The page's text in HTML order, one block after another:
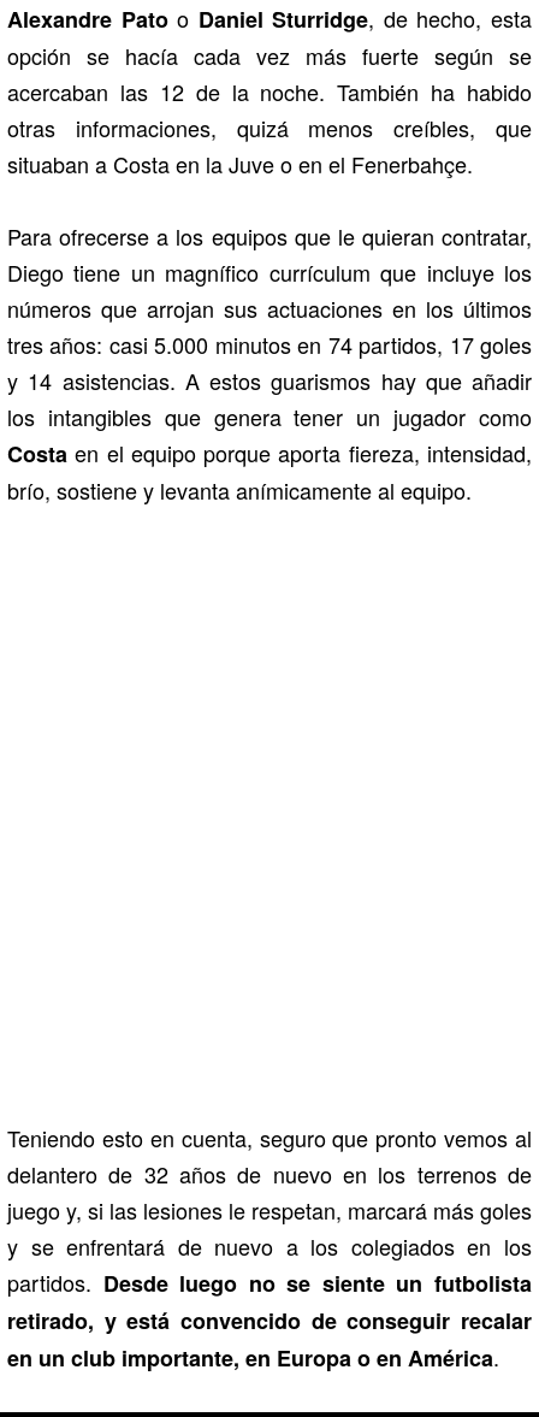
Alexandre Patoo Daniel Sturridge, de hecho, esta
opción se hacía cada vez más fuerte según se
acercaban las 12 de la noche. También ha habido
otras informaciones, quizá menos creíbles, que
situaban a Costa en la Juve o en el Fenerbahçe.
Para ofrecerse a los equipos que le quieran contratar,
Diego tiene un magnífico currículum que incluye los
números que arrojan sus actuaciones en los últimos
tres años: casi 5.000 minutos en 74 partidos, 17 goles
y 14 asistencias. A estos guarismos hay que añadir
los intangibles que genera tener un jugador como
Costa en el equipo porque aporta fiereza, intensidad,
brío, sostiene y levanta anímicamente al equipo.
Teniendo esto en cuenta, seguro que pronto vemos al
delantero de 32 años de nuevo en los terrenos de
juego y, si las lesiones le respetan, marcará más goles
y se enfrentará de nuevo a los colegiados en los
partidos. Desde luego no se siente un futbolista
retirado, y está convencido de conseguir recalar
en un club importante, en Europa o en América.